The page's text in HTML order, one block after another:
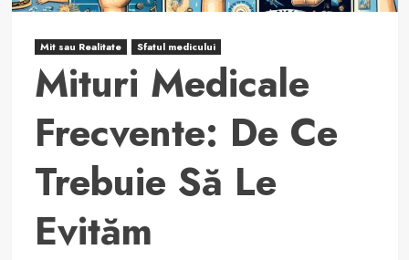
Mit sau Realitate Sfatul medicului
Mituri Medicale
Frecvente: De Ce
Trebuie Să Le
Evităm